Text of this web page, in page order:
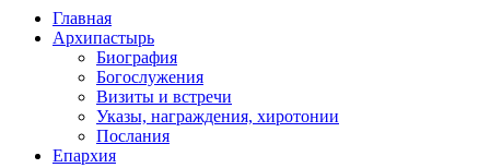
Главная
Архипастырь
Биография
Богослужения
Визиты и встречи
Указы, награждения, хиротонии
Послания
Епархия